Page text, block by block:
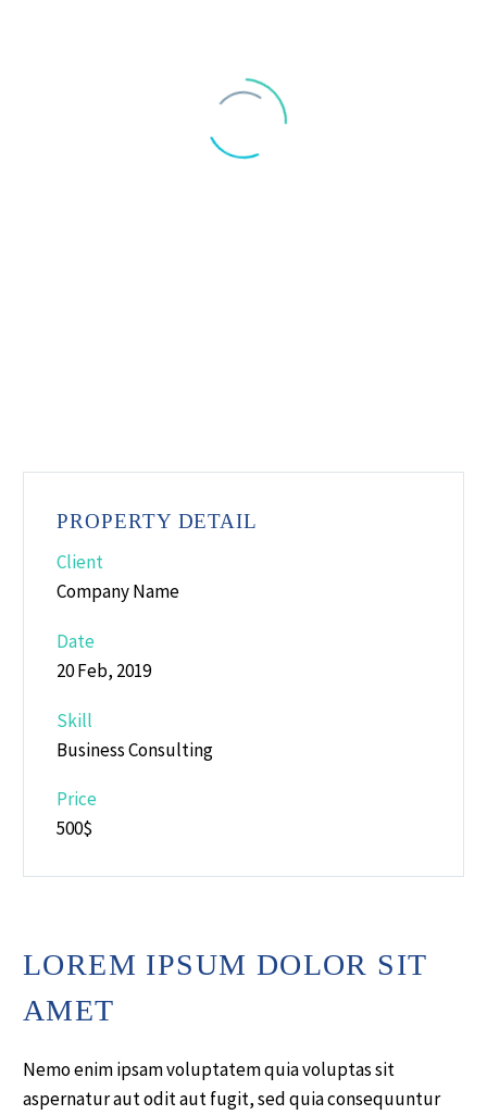
PROPERTY DETAIL
Client
Company Name
Date
20 Feb, 2019
Skill
Business Consulting
Price
500$
LOREM IPSUM DOLOR SIT
AMET
Nemo enim ipsam voluptatem quia voluptas sit
aspernatur aut odit aut fugit, sed quia consequuntur